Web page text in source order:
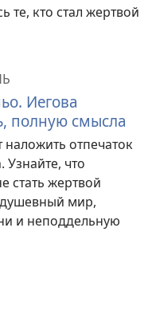
те, кто стал жертвой
Иегова
полную смысла
отпечаток
Узнайте, что
стать жертвой
мир,
и неподдельную